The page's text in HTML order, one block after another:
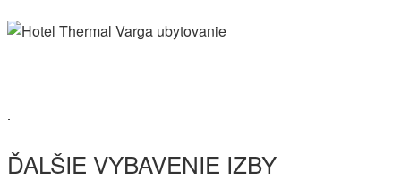
.
ĎALŠIE VYBAVENIE IZBY